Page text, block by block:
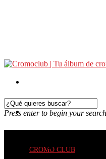
CROMO CLUB
Press enter to begin your search